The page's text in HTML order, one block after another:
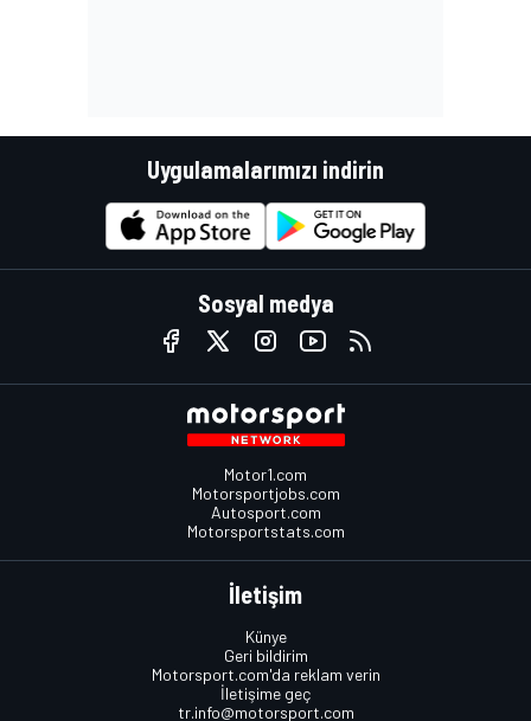
Uygulamalarımızı indirin
Sosyal medya
Motor1.com
Motorsportjobs.com
Autosport.com
Motorsportstats.com
İletişim
Künye
Geri bildirim
Motorsport.com'da reklam verin
İletişime geç
tr.info@motorsport.com